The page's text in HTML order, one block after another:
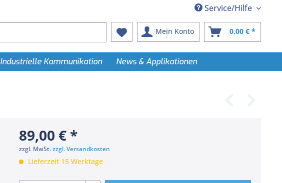
Service/Hilfe
Mein Konto 0,00 € *
Industrielle Kommunikation News & Applikationen
89,00 € *
zzgl. MwSt.zzgl. Versandkosten
Lieferzeit 15 Werktage